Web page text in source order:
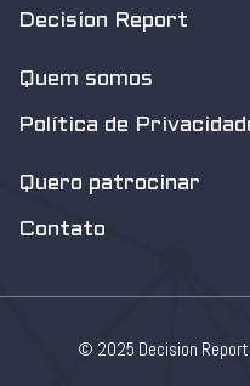
Decision Report
Quem somos
Política de
Quero patrocinar
Contato
© 2025 Decision